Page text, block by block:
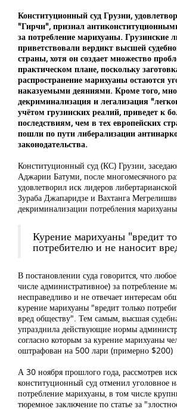
Конституционный суд Грузии,
"Гирчи", признал
за потребление марихуаны. Грузинские
приветствовали вердикт высшей
страны, хотя он создает множество
практическом плане, поскольку
распространение марихуаны остаются
наказуемыми деяниями. Кроме того,
декриминализация и легализация
учётом грузинских реалий, приведет к
последствиям, чем в тех европейских
пошли по пути либерализации
законодательства.
Конституционный суд (КС) Грузии,
Аджарии Батуми, после многомесячного
удовлетворил иск лидеров
Зураба Джапаридзе и Вахтанга
декриминализации потребления
Курение марихуаны "вредит
потребителю и не наносит
В постановлении суда говорится, что
числе административное) за потребление
несправедливо и не отвечает интересам
курение марихуаны "вредит только
вред обществу". Тем самым, высшая
упразднила действующие нормы
согласно которым за курение марихуаны
оштрафован на 500 лари (примерно $200)
А 30 ноября прошлого года, рассмотрев
конституционный суд отменил уголовное
потребление марихуаны, в том числе
тюремное заключение по статье за